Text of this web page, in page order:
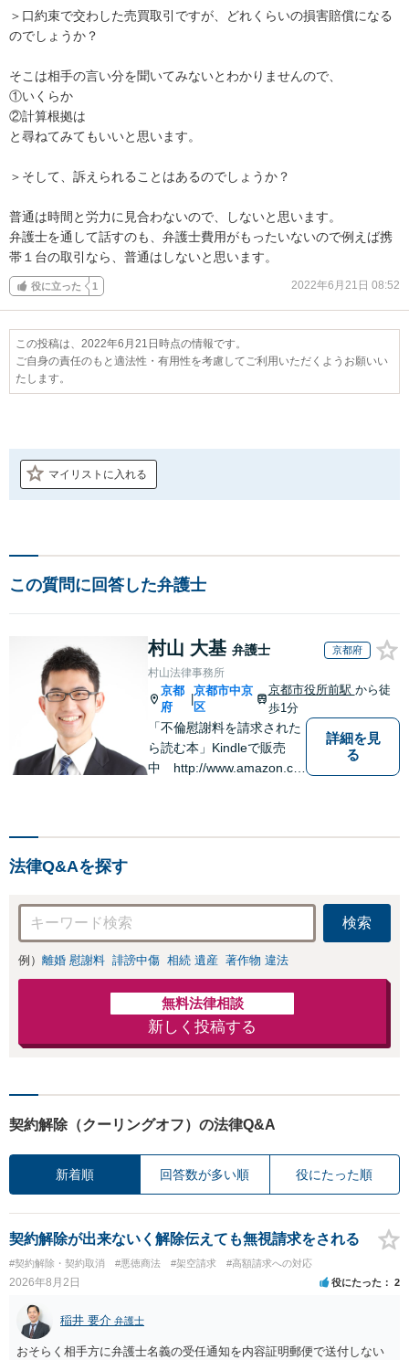
＞口約束で交わした売買取引ですが、どれくらいの損害賠償になる
のでしょうか？
そこは相手の言い分を聞いてみないとわかりませんので、
①いくらか
②計算根拠は
と尋ねてみてもいいと思います。
＞そして、訴えられることはあるのでしょうか？
普通は時間と労力に見合わないので、しないと思います。
弁護士を通して話すのも、弁護士費用がもったいないので例えば携
帯１台の取引なら、普通はしないと思います。
役に立った 1 2022年6月21日 08:52
この投稿は、2022年6月21日時点の情報です。
ご自身の責任のもと適法性・有用性を考慮してご利用いただくようお願いい
たします。
マイリストに入れる
この質問に回答した弁護士
村山 大基 弁護士 京都府
村山法律事務所
京都
府
|
京都市中京
区
京都市役所前駅 から徒
歩1分
「不倫慰謝料を請求された
ら読む本」Kindleで販売
中 http://www.amazon.co.
詳細を見
る
法律Q&Aを探す
検索
例） 離婚 慰謝料 誹謗中傷 相続 遺産 著作物 違法
無料法律相談
新しく投稿する
契約解除（クーリングオフ）の法律Q&A
新着順 回答数が多い順 役にたった順
契約解除が出来ないく解除伝えても無視請求をされる
#契約解除・契約取消 #悪徳商法 #架空請求 #高額請求への対応
2026年8月2日 役にたった 2
稲井 要介 弁護士
おそらく相手方に弁護士名義の受任通知を内容証明郵便で送付しない